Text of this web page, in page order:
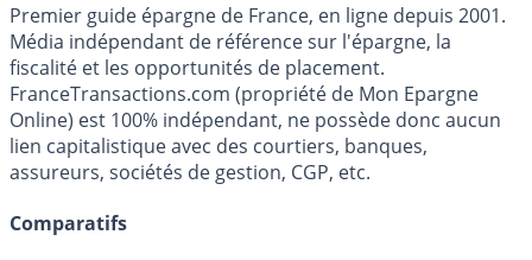
Premier guide épargne de France, en ligne depuis 2001.
Média indépendant de référence sur l'épargne, la
fiscalité et les opportunités de placement.
FranceTransactions.com (propriété de Mon Epargne
Online) est 100% indépendant, ne possède donc aucun
lien capitalistique avec des courtiers, banques,
assureurs, sociétés de gestion, CGP, etc.
Comparatifs